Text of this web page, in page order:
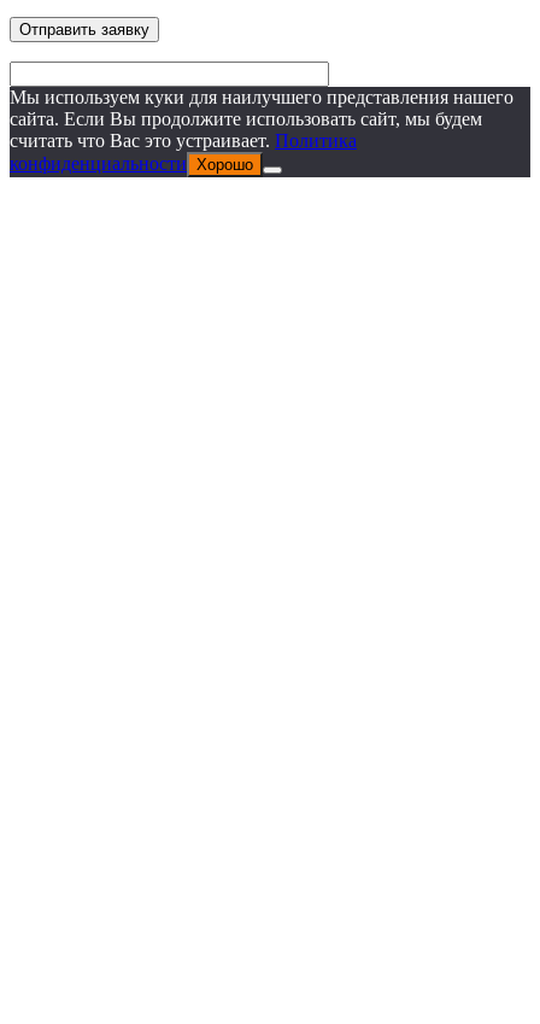
Мы используем куки для наилучшего представления нашего
сайта. Если Вы продолжите использовать сайт, мы будем
считать что Вас это устраивает. Политика
конфиденциальности Хорошо